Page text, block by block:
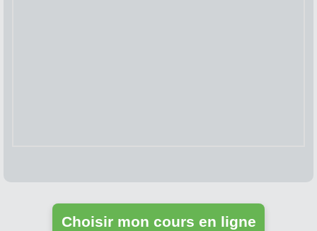
Choisir mon cours en ligne